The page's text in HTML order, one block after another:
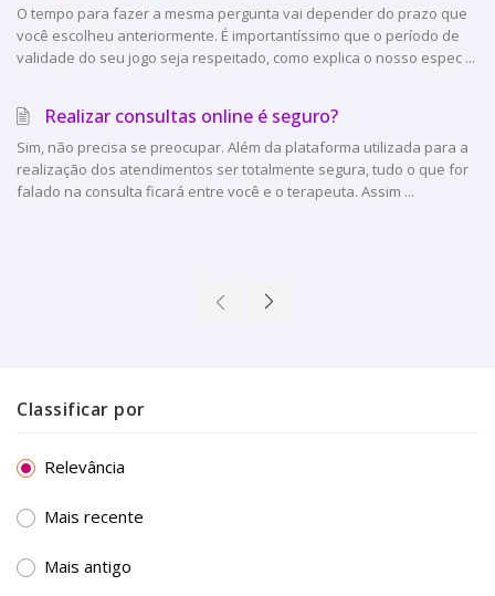
O tempo para fazer a mesma pergunta vai depender do prazo que
você escolheu anteriormente. É importantíssimo que o período de
validade do seu jogo seja respeitado, como explica o nosso espec ...
Realizar consultas online é seguro?
Sim, não precisa se preocupar. Além da plataforma utilizada para a
realização dos atendimentos ser totalmente segura, tudo o que for
falado na consulta ficará entre você e o terapeuta. Assim ...
Classificar por
Relevância
Mais recente
Mais antigo